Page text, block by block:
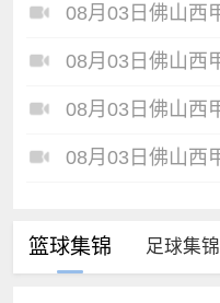
篮球集锦 足球集锦